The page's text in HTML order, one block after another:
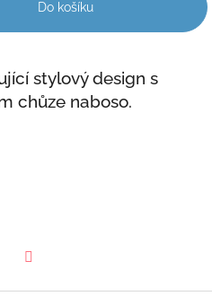
Do košíku
stylový design s
chůze naboso.